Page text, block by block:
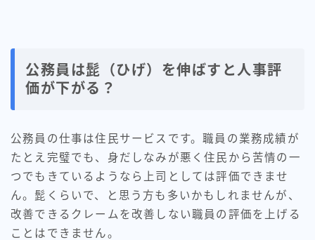
公務員は髭（ひげ）を伸ばすと人事評
価が下がる？
公務員の仕事は住民サービスです。職員の業務成績が
たとえ完璧でも、身だしなみが悪く住民から苦情の一
つでもきているようなら上司としては評価できませ
ん。髭くらいで、と思う方も多いかもしれませんが、
改善できるクレームを改善しない職員の評価を上げる
ことはできません。